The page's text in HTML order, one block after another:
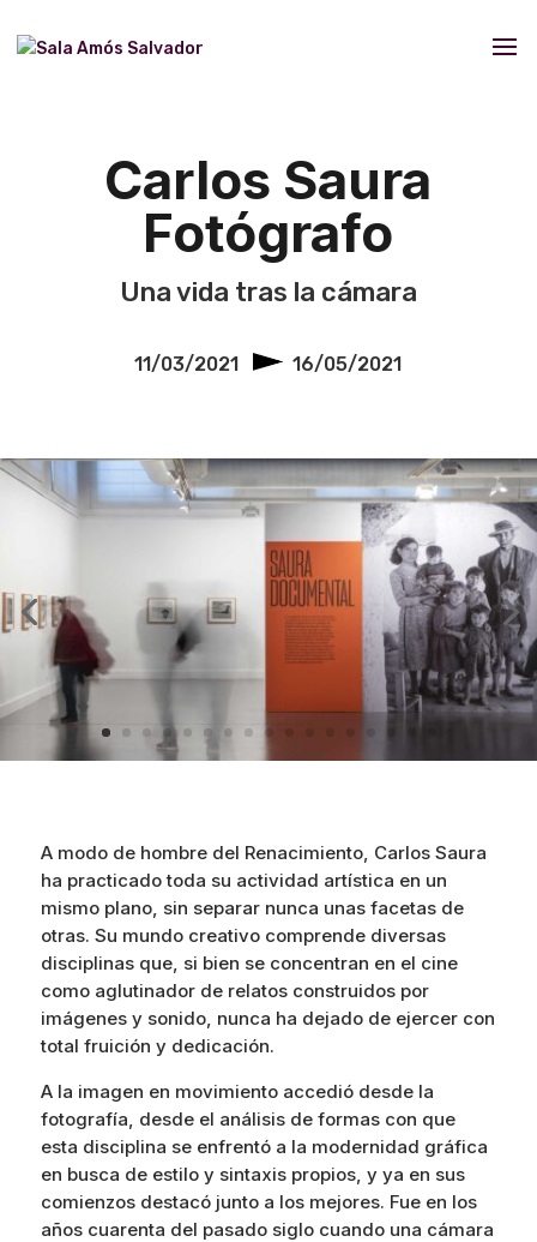
Carlos Saura
Fotógrafo
Una vida tras la cámara
11/03/2021 16/05/2021
A modo de hombre del Renacimiento, Carlos Saura
ha practicado toda su actividad artística en un
mismo plano, sin separar nunca unas facetas de
otras. Su mundo creativo comprende diversas
disciplinas que, si bien se concentran en el cine
como aglutinador de relatos construidos por
imágenes y sonido, nunca ha dejado de ejercer con
total fruición y dedicación.
A la imagen en movimiento accedió desde la
fotografía, desde el análisis de formas con que
esta disciplina se enfrentó a la modernidad gráfica
en busca de estilo y sintaxis propios, y ya en sus
comienzos destacó junto a los mejores. Fue en los
años cuarenta del pasado siglo cuando una cámara